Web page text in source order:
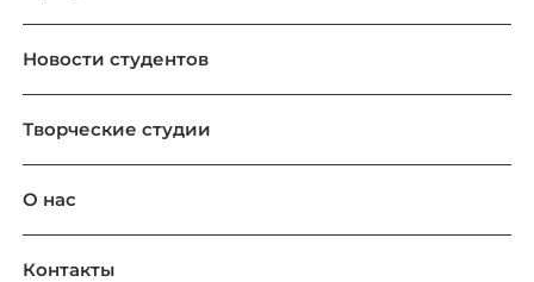
Новости студентов
Творческие студии
О нас
Контакты